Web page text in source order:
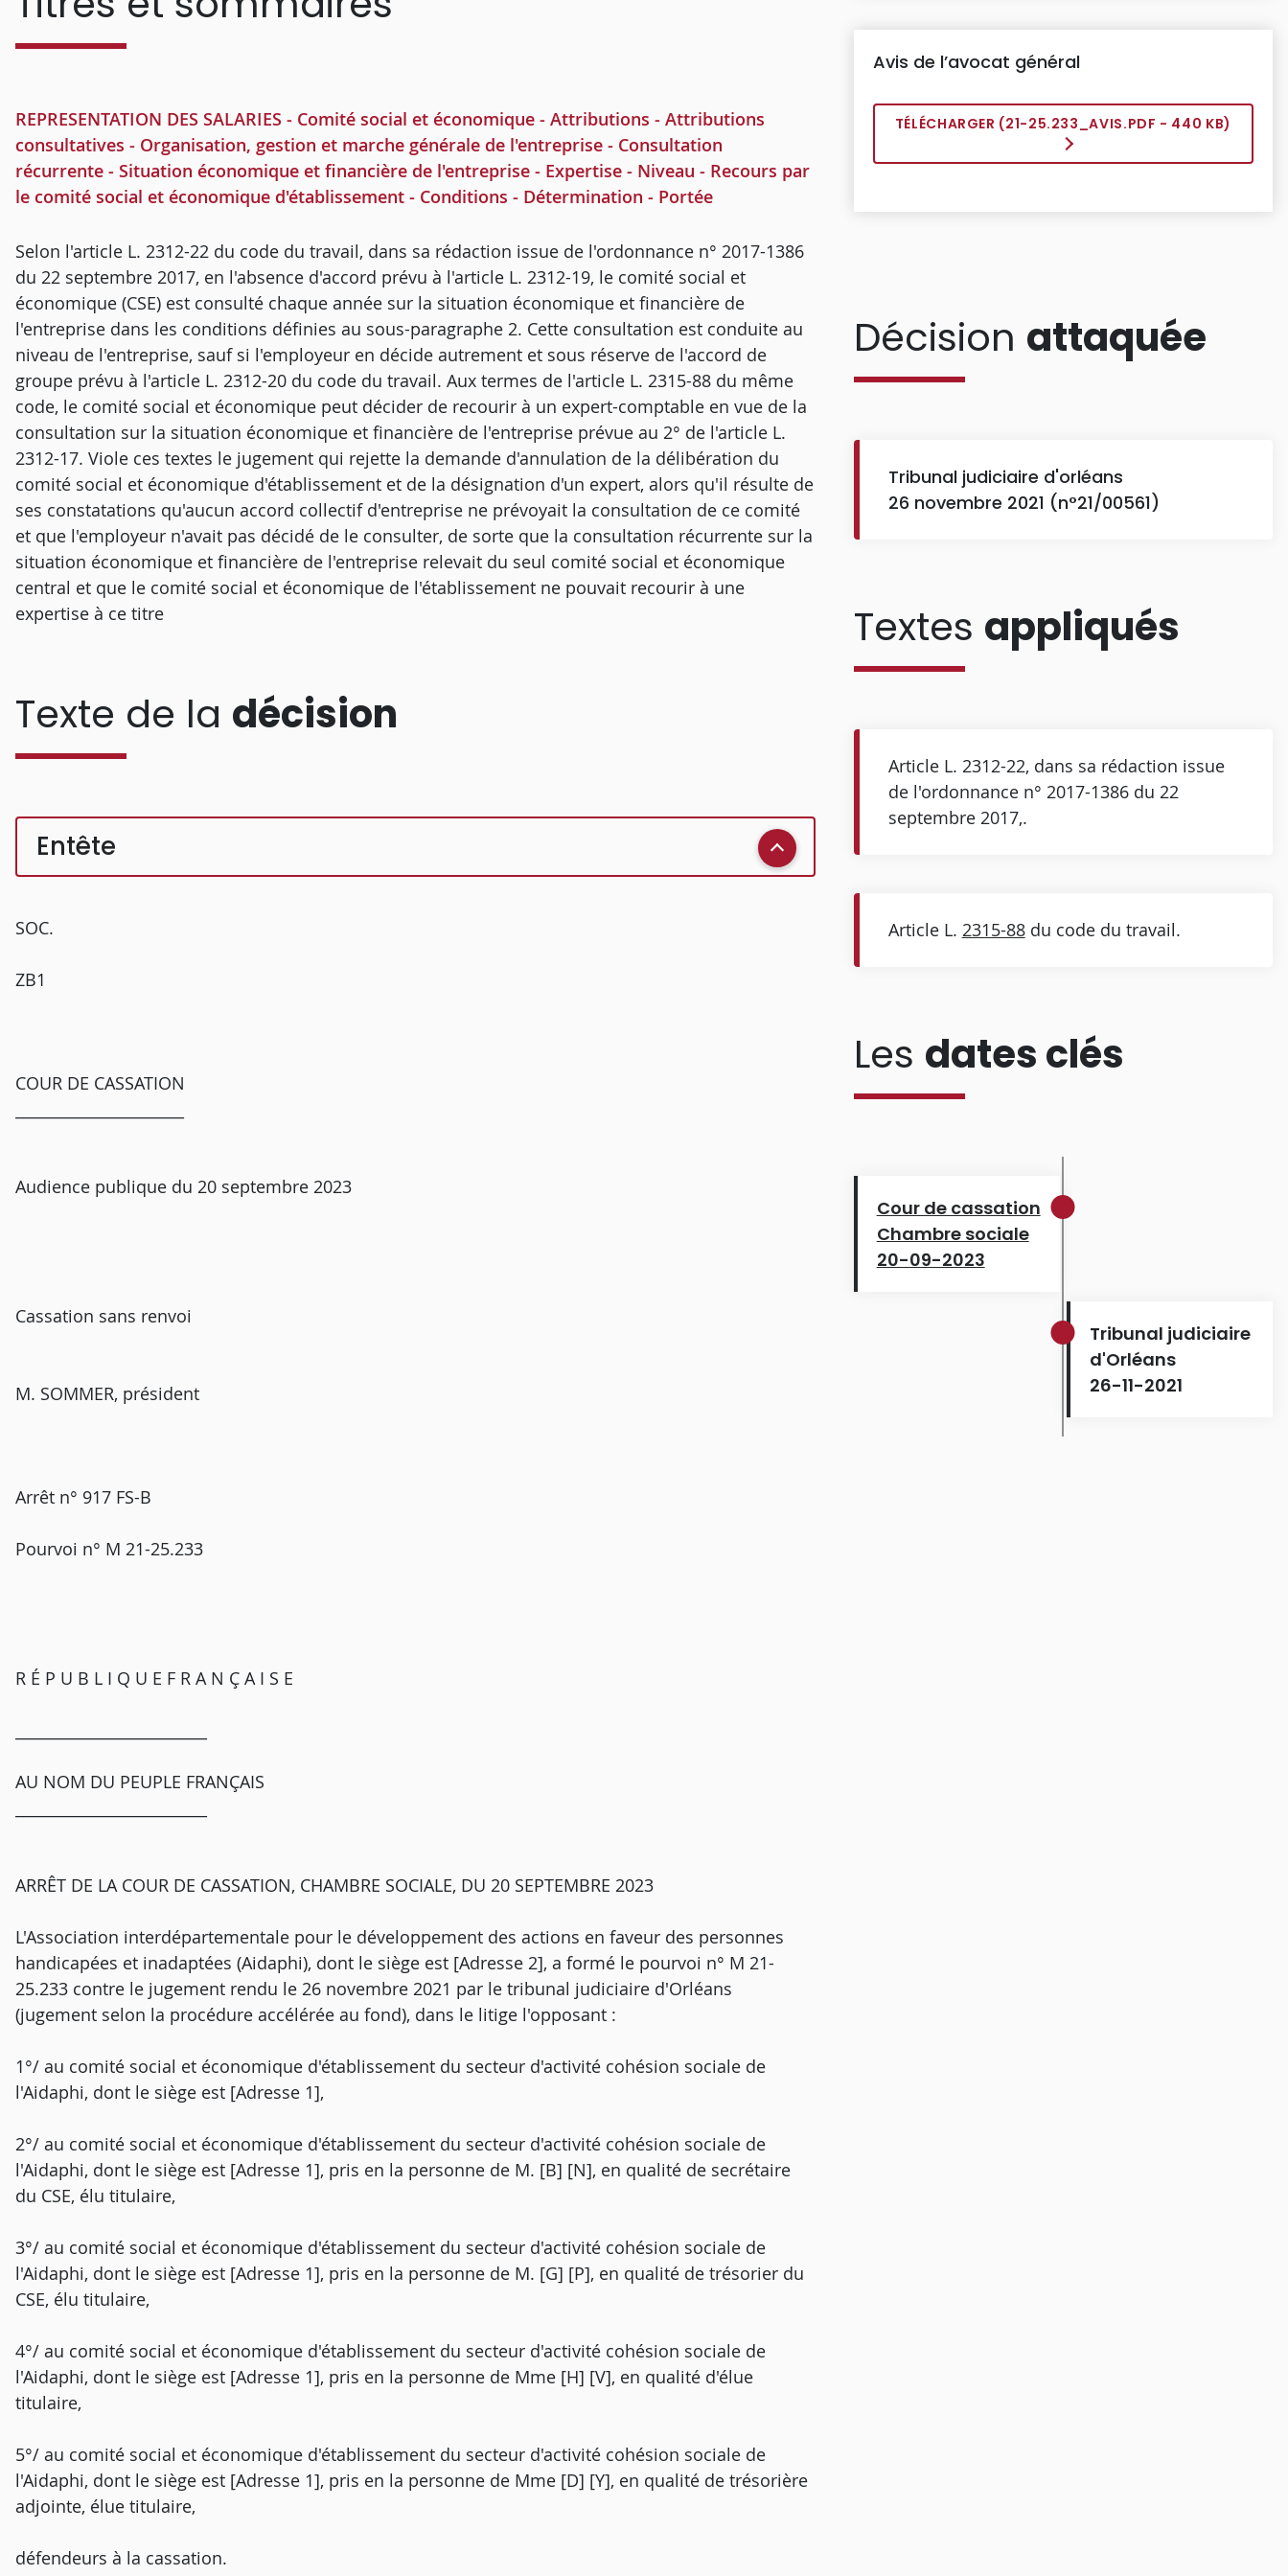
REPRESENTATION DES SALARIES - Comité social et économique - Attributions - Attributions
consultatives - Organisation, gestion et marche générale de l'entreprise - Consultation
récurrente - Situation économique et financière de l'entreprise - Expertise - Niveau - Recours par
le comité social et économique d'établissement - Conditions - Détermination - Portée
Selon l'article L. 2312-22 du code du travail, dans sa rédaction issue de l'ordonnance n° 2017-1386
du 22 septembre 2017, en l'absence d'accord prévu à l'article L. 2312-19, le comité social et
économique (CSE) est consulté chaque année sur la situation économique et financière de
l'entreprise dans les conditions définies au sous-paragraphe 2. Cette consultation est conduite au
niveau de l'entreprise, sauf si l'employeur en décide autrement et sous réserve de l'accord de
groupe prévu à l'article L. 2312-20 du code du travail. Aux termes de l'article L. 2315-88 du même
code, le comité social et économique peut décider de recourir à un expert-comptable en vue de la
consultation sur la situation économique et financière de l'entreprise prévue au 2° de l'article L.
2312-17. Viole ces textes le jugement qui rejette la demande d'annulation de la délibération du
comité social et économique d'établissement et de la désignation d'un expert, alors qu'il résulte de
ses constatations qu'aucun accord collectif d'entreprise ne prévoyait la consultation de ce comité
et que l'employeur n'avait pas décidé de le consulter, de sorte que la consultation récurrente sur la
situation économique et financière de l'entreprise relevait du seul comité social et économique
central et que le comité social et économique de l'établissement ne pouvait recourir à une
expertise à ce titre
Texte de la décision
Entête
SOC.
ZB1
COUR DE CASSATION
Audience publique du 20 septembre 2023
Cassation sans renvoi
M. SOMMER, président
Arrêt n° 917 FS-B
Pourvoi n° M 21-25.233
R É P U B L I Q U E F R A N Ç A I S E
AU NOM DU PEUPLE FRANÇAIS
ARRÊT DE LA COUR DE CASSATION, CHAMBRE SOCIALE, DU 20 SEPTEMBRE 2023
L'Association interdépartementale pour le développement des actions en faveur des personnes
handicapées et inadaptées (Aidaphi), dont le siège est [Adresse 2], a formé le pourvoi n° M 21-
25.233 contre le jugement rendu le 26 novembre 2021 par le tribunal judiciaire d'Orléans
(jugement selon la procédure accélérée au fond), dans le litige l'opposant :
1°/ au comité social et économique d'établissement du secteur d'activité cohésion sociale de
l'Aidaphi, dont le siège est [Adresse 1],
2°/ au comité social et économique d'établissement du secteur d'activité cohésion sociale de
l'Aidaphi, dont le siège est [Adresse 1], pris en la personne de M. [B] [N], en qualité de secrétaire
du CSE, élu titulaire,
3°/ au comité social et économique d'établissement du secteur d'activité cohésion sociale de
l'Aidaphi, dont le siège est [Adresse 1], pris en la personne de M. [G] [P], en qualité de trésorier du
CSE, élu titulaire,
4°/ au comité social et économique d'établissement du secteur d'activité cohésion sociale de
l'Aidaphi, dont le siège est [Adresse 1], pris en la personne de Mme [H] [V], en qualité d'élue
titulaire,
5°/ au comité social et économique d'établissement du secteur d'activité cohésion sociale de
l'Aidaphi, dont le siège est [Adresse 1], pris en la personne de Mme [D] [Y], en qualité de trésorière
adjointe, élue titulaire,
défendeurs à la cassation.
Avis de l’avocat général
TÉLÉCHARGER (21-25.233_AVIS.PDF - 440 KB)
Décision attaquée
Tribunal judiciaire d'orléans
26 novembre 2021 (n°21/00561)
Textes appliqués
Article L. 2312-22, dans sa rédaction issue
de l'ordonnance n° 2017-1386 du 22
septembre 2017,.
Article L. 2315-88du code du travail.
Les dates clés
Cour de cassation
Chambre sociale
20-09-2023
Tribunal judiciaire
d'Orléans
26-11-2021